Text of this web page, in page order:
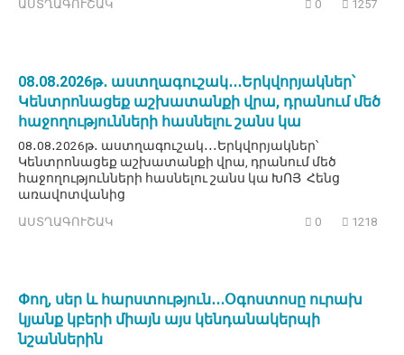
ԱՍՏՂԱԳՈՒՇԱԿ 0 1257
08․08․2026թ․ աստղագուշակ․․․Երկվորյակներ՝
Կենտրոնացեք աշխատանքի վրա, դրանում մեծ
հաջողությունների հասնելու շանս կա
08․08․2026թ․ աստղագուշակ․․․Երկվորյակներ՝
Կենտրոնացեք աշխատանքի վրա, դրանում մեծ
հաջողությունների հասնելու շանս կա ԽՈՅ Հենց
առավոտվանից
ԱՍՏՂԱԳՈՒՇԱԿ 0 1218
Փող, սեր և հարստություն․․․Օգոստոսը ուրախ
կյանք կբերի միայն այս կենդանակերպի
նշաններին